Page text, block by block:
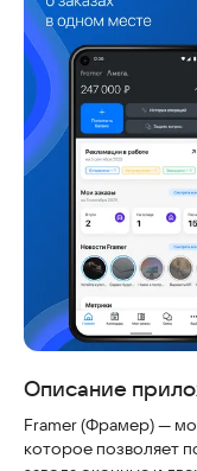
Описание
Framer (Фрамер) —
которое позволяет